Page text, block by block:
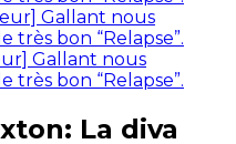
Gallant nous
très bon “Relapse”.
Gallant nous
très bon “Relapse”.
La diva